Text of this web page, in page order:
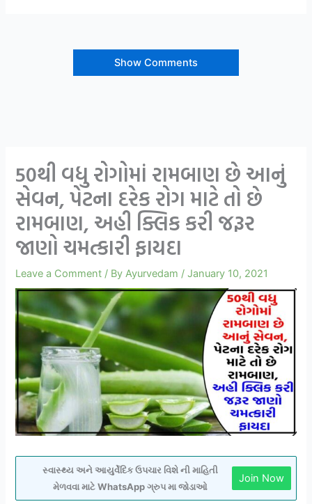
Show Comments
50થી વધુ રોગોમાં રામબાણ છે આનું
સેવન, પેટના દરેક રોગ માટે તો છે
રામબાણ, અહી ક્લિક કરી જરૂર
જાણો ચમત્કારી ફાયદા
Leave a Comment / ByAyurvedam /January 10, 2021
સ્વાસ્થ્ય અને આયુર્વેદિક ઉપચાર વિશે ની માહિતી
મેળવવા માટે WhatsApp ગ્રુપ મા જોડાઓ
Join Now